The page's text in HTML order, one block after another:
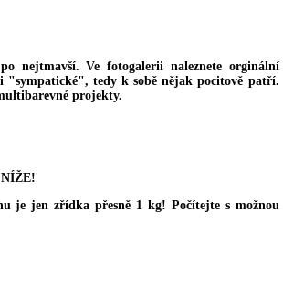
nejtmavší. Ve fotogalerii naleznete orginální
tedy k sobě nějak pocitově patří.
projekty.
je jen zřídka přesně 1 kg! Počítejte s možnou